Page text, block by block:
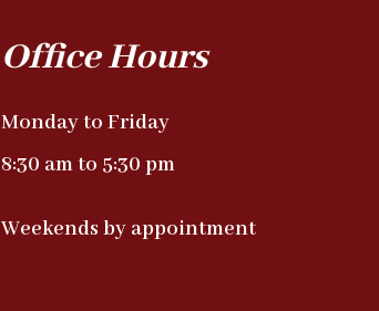
Office Hours
Monday to Friday
8:30 am to 5:30 pm
Weekends by appointment